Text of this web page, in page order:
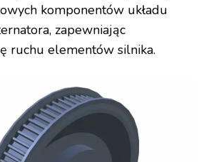
komponentów układu
zapewniając
ruchu elementów silnika.